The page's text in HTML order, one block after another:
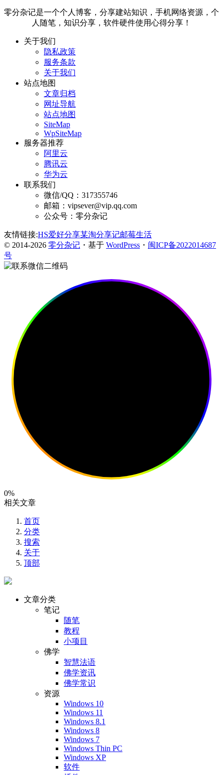
零分杂记是一个个人博客，分享建站知识，手机网络资源，个
人随笔，知识分享，软件硬件使用心得分享！
关于我们
隐私政策
服务条款
关于我们
站点地图
文章归档
网址导航
站点地图
SiteMap
WpSiteMap
服务器推荐
阿里云
腾讯云
华为云
联系我们
微信/QQ：317355746
邮箱：vipsever@vip.qq.com
公众号：零分杂记
友情链接:HS爱好分享某淘分享记邮莓生活
© 2014-2026 零分杂记 ・基于 WordPress ・ 闽ICP备2022014687
号
0%
相关文章
首页
分类
搜索
关于
顶部
文章分类
笔记
随笔
教程
小项目
佛学
智慧法语
佛学资讯
佛学常识
资源
Windows 10
Windows 11
Windows 8.1
Windows 8
Windows 7
Windows Thin PC
Windows XP
软件